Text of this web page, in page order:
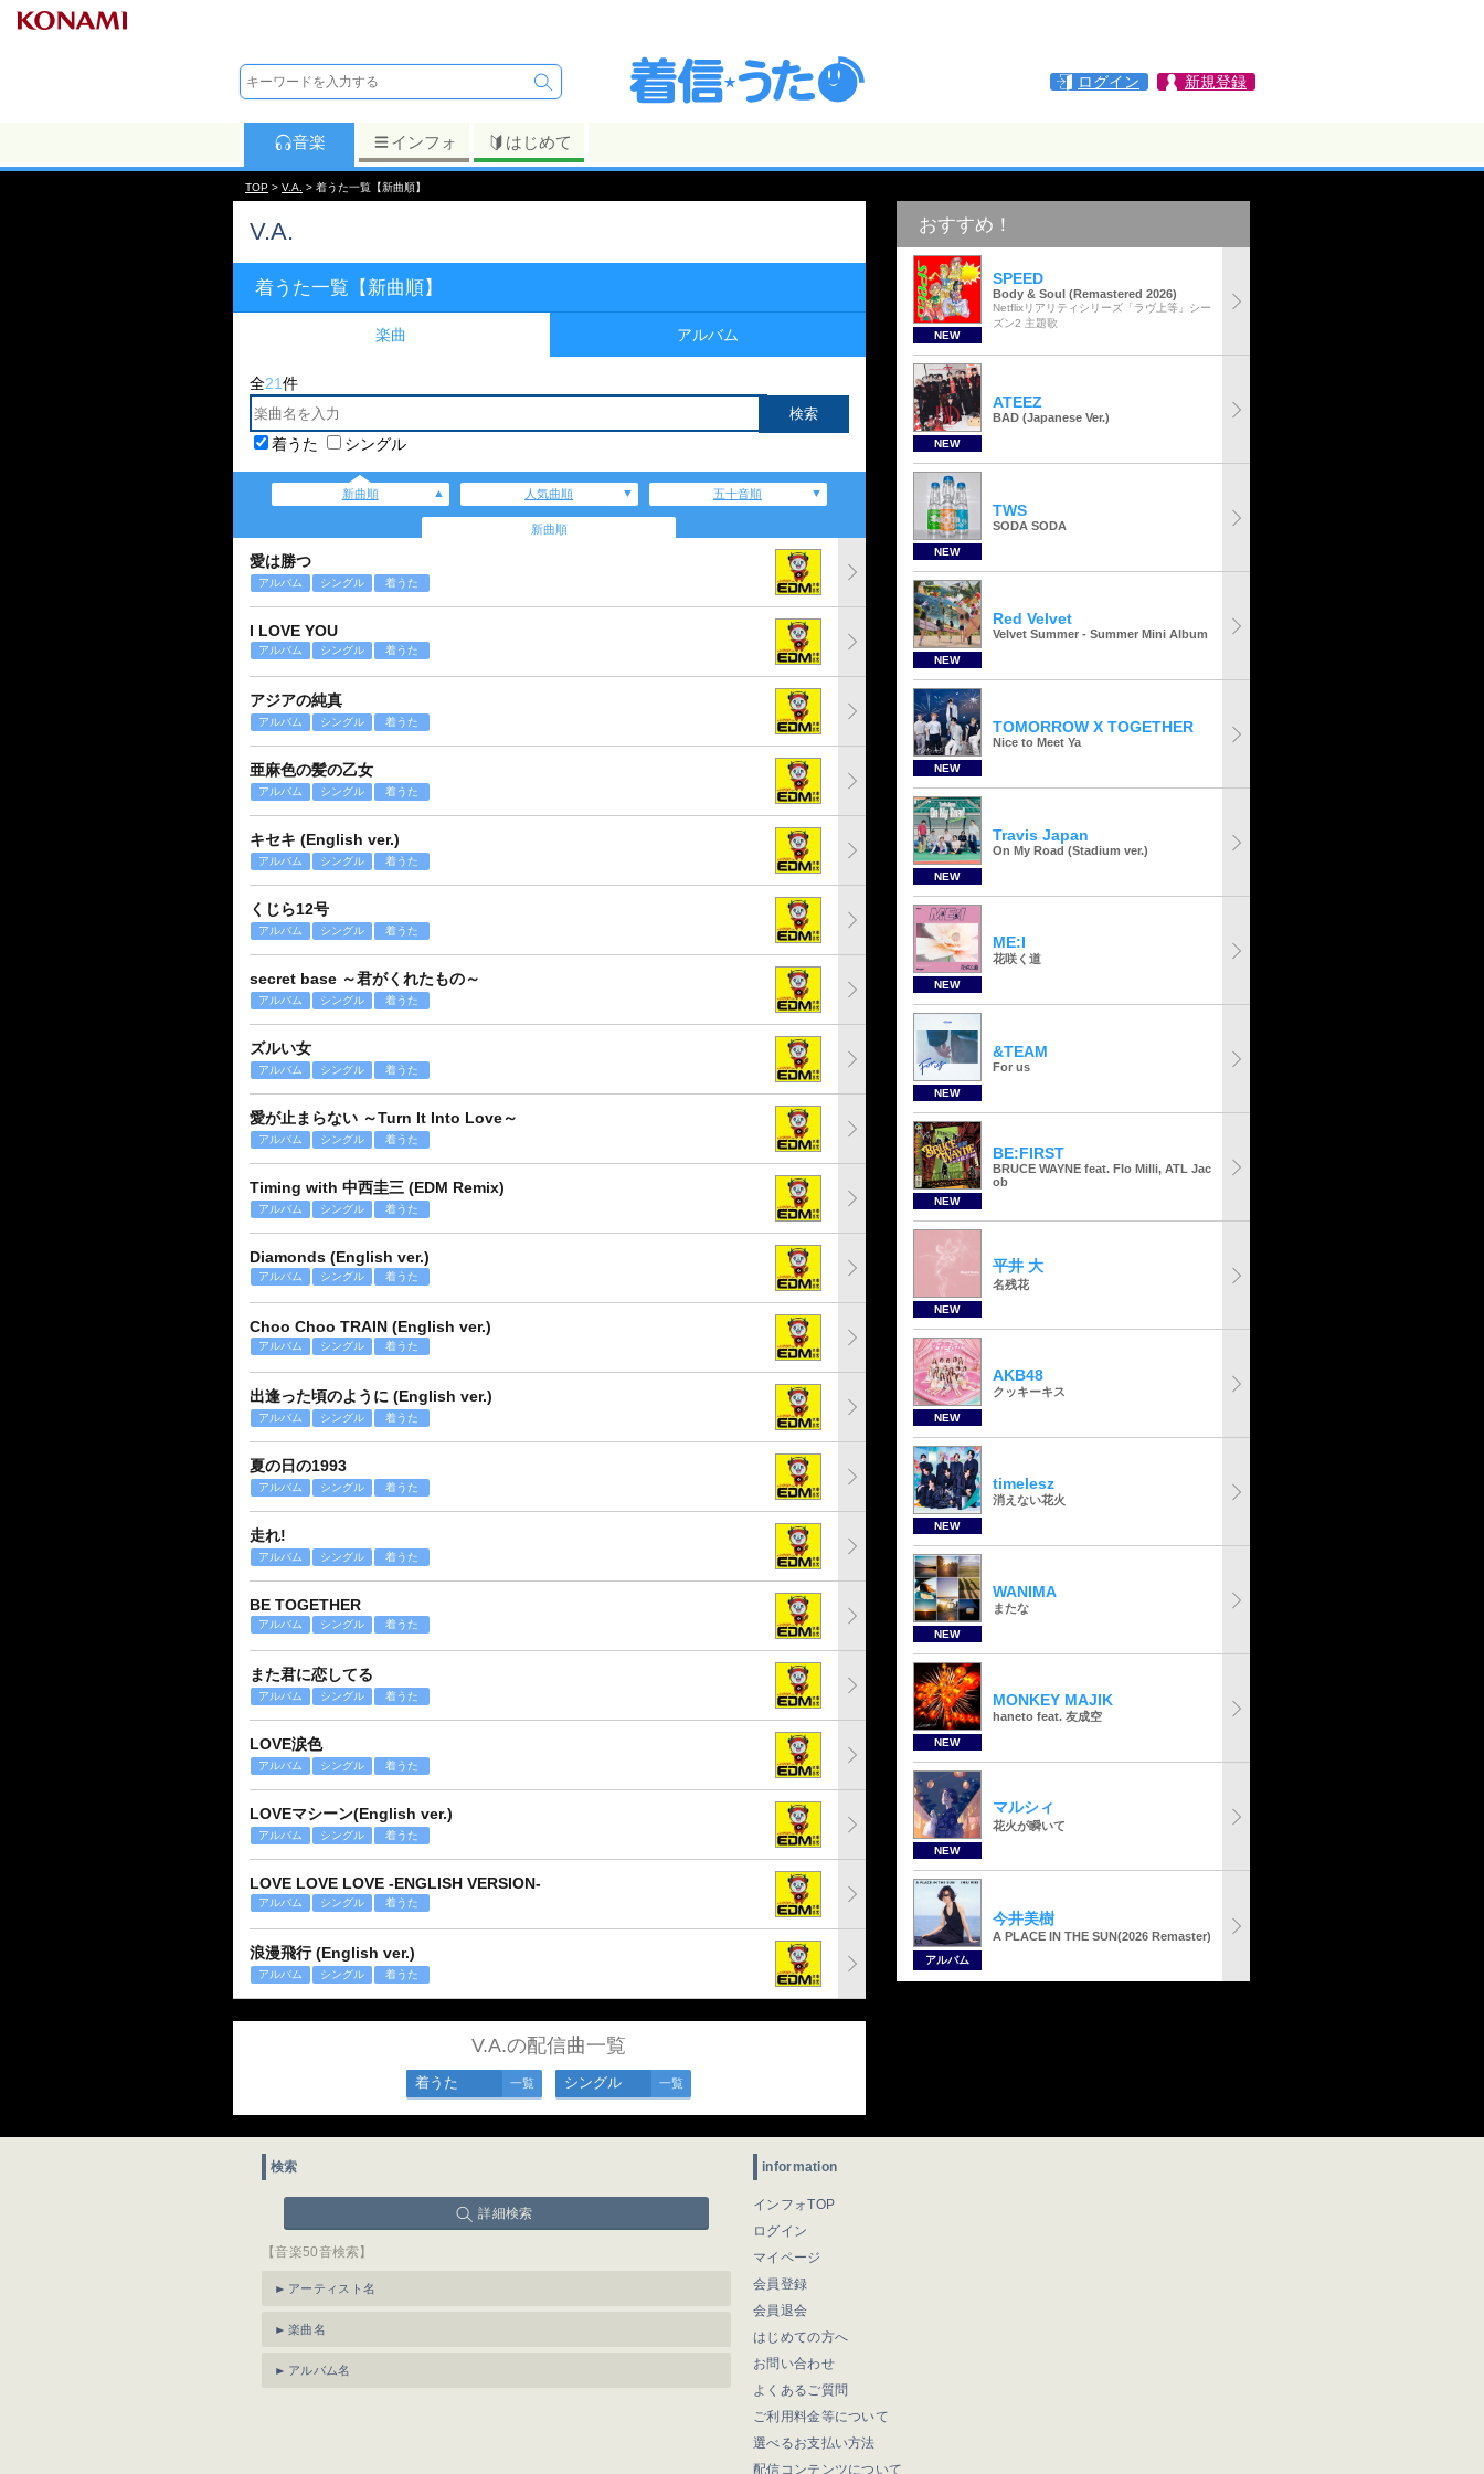
ログイン 新規登録
音楽 インフォ はじめて
TOP > V.A. > 着うた一覧【新曲順】
V.A.
着うた一覧【新曲順】
楽曲 アルバム
全21件
着うた シングル
新曲順 人気曲順 五十音順
新曲順
愛は勝つ
アルバム シングル 着うた
I LOVE YOU
アルバム シングル 着うた
アジアの純真
アルバム シングル 着うた
亜麻色の髪の乙女
アルバム シングル 着うた
キセキ (English ver.)
アルバム シングル 着うた
くじら12号
アルバム シングル 着うた
secret base ～君がくれたもの～
アルバム シングル 着うた
ズルい女
アルバム シングル 着うた
愛が止まらない ～Turn It Into Love～
アルバム シングル 着うた
Timing with 中西圭三 (EDM Remix)
アルバム シングル 着うた
Diamonds (English ver.)
アルバム シングル 着うた
Choo Choo TRAIN (English ver.)
アルバム シングル 着うた
出逢った頃のように (English ver.)
アルバム シングル 着うた
夏の日の1993
アルバム シングル 着うた
走れ!
アルバム シングル 着うた
BE TOGETHER
アルバム シングル 着うた
また君に恋してる
アルバム シングル 着うた
LOVE涙色
アルバム シングル 着うた
LOVEマシーン(English ver.)
アルバム シングル 着うた
LOVE LOVE LOVE -ENGLISH VERSION-
アルバム シングル 着うた
浪漫飛行 (English ver.)
アルバム シングル 着うた
V.A.の配信曲一覧
着うた 一覧 シングル 一覧
おすすめ！
NEW
SPEED
Body & Soul (Remastered 2026)
Netflixリアリティシリーズ「ラヴ上等」シー
ズン2 主題歌
NEW
ATEEZ
BAD (Japanese Ver.)
NEW
TWS
SODA SODA
NEW
Red Velvet
Velvet Summer - Summer Mini Album
NEW
TOMORROW X TOGETHER
Nice to Meet Ya
NEW
Travis Japan
On My Road (Stadium ver.)
NEW
ME:I
花咲く道
NEW
&TEAM
For us
NEW
BE:FIRST
BRUCE WAYNE feat. Flo Milli, ATL Jac
ob
NEW
平井 大
名残花
NEW
AKB48
クッキーキス
NEW
timelesz
消えない花火
NEW
WANIMA
またな
NEW
MONKEY MAJIK
haneto feat. 友成空
NEW
マルシィ
花火が瞬いて
アルバム
今井美樹
A PLACE IN THE SUN(2026 Remaster)
検索
詳細検索
【音楽50音検索】
アーティスト名
楽曲名
アルバム名
information
インフォTOP
ログイン
マイページ
会員登録
会員退会
はじめての方へ
お問い合わせ
よくあるご質問
ご利用料金等について
選べるお支払い方法
配信コンテンツについて